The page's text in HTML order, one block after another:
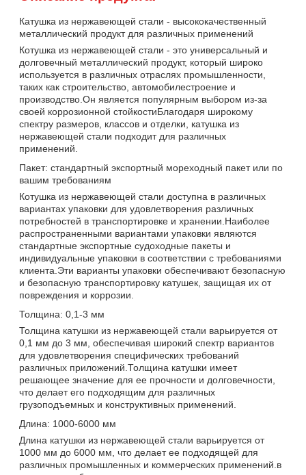
Катушка из нержавеющей стали - высококачественный
металлический продукт для различных применений
Котушка из нержавеющей стали - это универсальный и
долговечный металлический продукт, который широко
используется в различных отраслях промышленности,
таких как строительство, автомобилестроение и
производство.Он является популярным выбором из-за
своей коррозионной стойкостиБлагодаря широкому
спектру размеров, классов и отделки, катушка из
нержавеющей стали подходит для различных
применений.
Пакет: стандартный экспортный мореходный пакет или по
вашим требованиям
Котушка из нержавеющей стали доступна в различных
вариантах упаковки для удовлетворения различных
потребностей в транспортировке и хранении.Наиболее
распространенными вариантами упаковки являются
стандартные экспортные судоходные пакеты и
индивидуальные упаковки в соответствии с требованиями
клиента.Эти варианты упаковки обеспечивают безопасную
и безопасную транспортировку катушек, защищая их от
повреждения и коррозии.
Толщина: 0,1-3 мм
Толщина катушки из нержавеющей стали варьируется от
0,1 мм до 3 мм, обеспечивая широкий спектр вариантов
для удовлетворения специфических требований
различных приложений.Толщина катушки имеет
решающее значение для ее прочности и долговечности,
что делает его подходящим для различных
грузоподъемных и конструктивных применений.
Длина: 1000-6000 мм
Длина катушки из нержавеющей стали варьируется от
1000 мм до 6000 мм, что делает ее подходящей для
различных промышленных и коммерческих применений.в